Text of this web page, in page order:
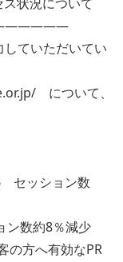
ていただいてい
について、
セッション数
数約8％減少
の方へ有効なPR